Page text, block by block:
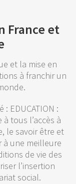
France et
et la mise en
à franchir un
EDUCATION :
tous l’accès à
le savoir être et
à une meilleure
de vie des
l’insertion
social.